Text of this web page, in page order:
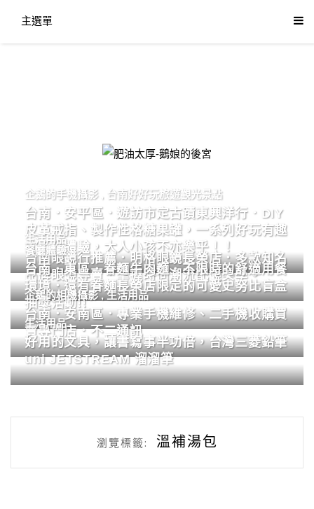
主選單
肥油太厚-鵝娘的後宮
企鵝的手機攝影 台南好好玩旅遊觀光景點
台南．安平區．遊訪市定古蹟東興洋行．DIY
皮革戒指、製作性格糖果罐，一系列好玩有趣
的手作體驗，大人小孩不亦樂乎！！
生活用品
台南眼鏡行推薦．明格眼鏡長榮店．多款知名
品牌眼鏡專賣．掌握時尚潮流配鏡美學。
餐廳體驗
台南．東區．眷麵牛肉麵．不限時的舒適用餐
環境．還有眷麵長榮店限定的可愛史努比盲盒
抽獎活動!!
企鵝的相機攝影,生活用品
台南．安南區．專業手機維修、二手機收購買
賣專門店．不二通訊
生活用品
好用的文具，讓書寫事半功倍，台灣三菱鉛筆
uni JETSTREAM 溜溜筆
瀏覽標籤: 溫補湯包